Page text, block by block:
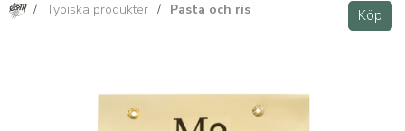
/ Typiska produkter / Pasta och ris Köp
Köp